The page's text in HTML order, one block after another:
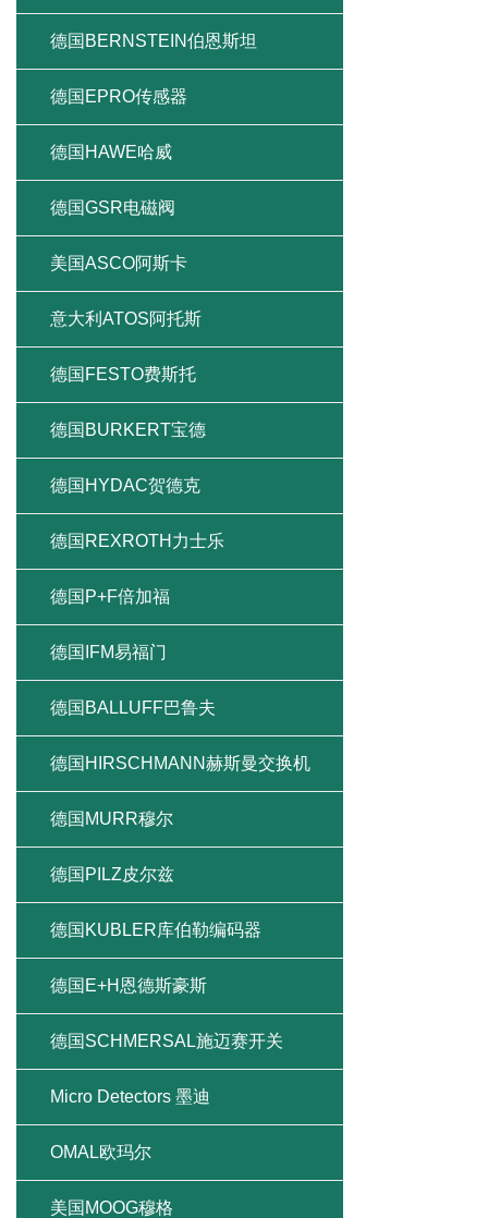
德国BERNSTEIN伯恩斯坦
德国EPRO传感器
德国HAWE哈威
德国GSR电磁阀
美国ASCO阿斯卡
意大利ATOS阿托斯
德国FESTO费斯托
德国BURKERT宝德
德国HYDAC贺德克
德国REXROTH力士乐
德国P+F倍加福
德国IFM易福门
德国BALLUFF巴鲁夫
德国HIRSCHMANN赫斯曼交换机
德国MURR穆尔
德国PILZ皮尔兹
德国KUBLER库伯勒编码器
德国E+H恩德斯豪斯
德国SCHMERSAL施迈赛开关
Micro Detectors 墨迪
OMAL欧玛尔
美国MOOG穆格